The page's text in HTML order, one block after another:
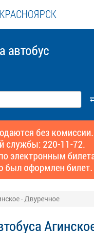
автобус
без
службы: 220-11-72.
электронным
был оформлен билет.
- Двуречное